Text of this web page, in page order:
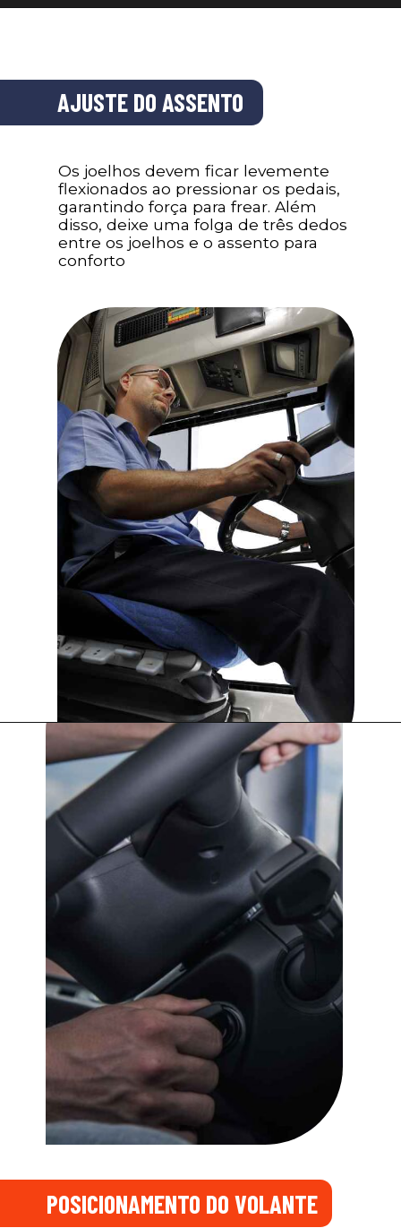
Os joelhos devem ficar levemente
flexionados ao pressionar os pedais,
garantindo força para frear. Além
disso, deixe uma folga de três dedos
entre os joelhos e o assento para
conforto
AJUSTE DO ASSENTO
POSICIONAMENTO DO VOLANTE